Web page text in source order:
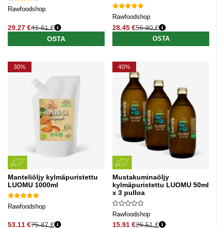
Rawfoodshop
29.27 €
Normaali hinta
41.81 €
OSTA
Rawfoodshop
28.45 €
Normaali hinta
56.90 €
OSTA
30%
Manteliöljy kylmäpuristettu
LUOMU 1000ml
Rawfoodshop
53.11 €75.87 €
40%
Mustakuminaöljy
kylmäpuristettu LUOMU 50ml
x 3 pulloa
Rawfoodshop
15.91 €26.51 €